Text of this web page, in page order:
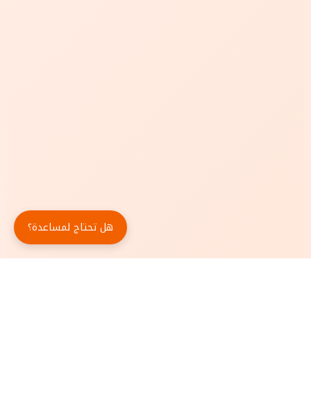
هل تحتاج لمساعدة؟